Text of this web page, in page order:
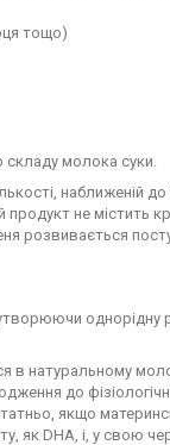
тощо)
складу молока суки.
наближеній до
не містить
розвивається
однорідну
в натуральному
до
якщо
як DHA, і, у свою